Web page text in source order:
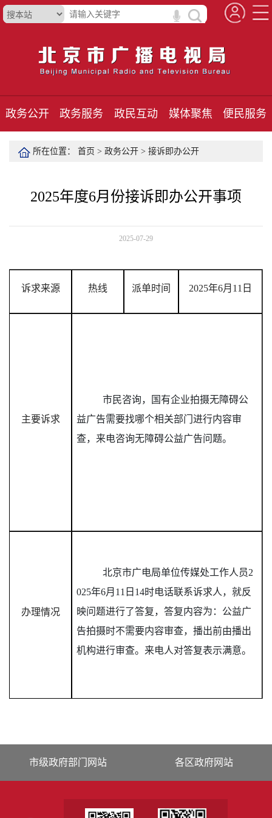
政务公开 政务服务 政民互动 媒体聚焦 便民服务
所在位置： 首页 > 政务公开 > 接诉即办公开
2025年度6月份接诉即办公开事项
2025-07-29
诉求来源 热线 派单时间 2025年6月11日
主要诉求
市民咨询，国有企业拍摄无障碍公
益广告需要找哪个相关部门进行内容审
查，来电咨询无障碍公益广告问题。
办理情况
北京市广电局单位传媒处工作人员2
025年6月11日14时电话联系诉求人，就反
映问题进行了答复，答复内容为：公益广
告拍摄时不需要内容审查，播出前由播出
机构进行审查。来电人对答复表示满意。
市级政府部门网站 各区政府网站